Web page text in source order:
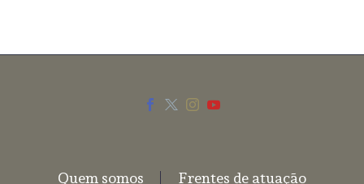
Quem somos Frentes de atuação